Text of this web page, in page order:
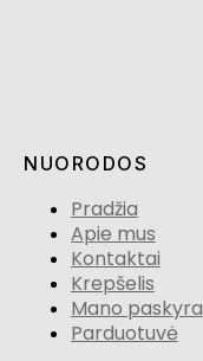
NUORODOS
Pradžia
Apie mus
Kontaktai
Krepšelis
Mano paskyra
Parduotuvė